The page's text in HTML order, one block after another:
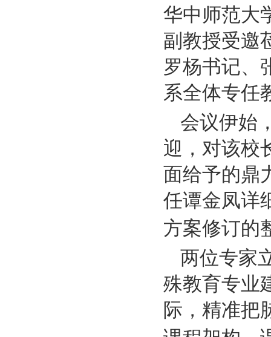
华中师范大
副 教授受邀
罗杨书记、
系全体专任
会议伊始
迎，对该校
面给予的鼎
任谭金凤详
方案修订的
两位专家
殊教育专业
际，精准把